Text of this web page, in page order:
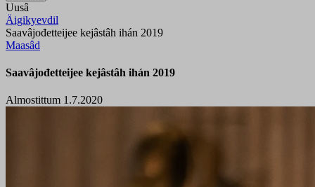
Uusâ
Äigikyevdil
Saavâjođetteijee kejâstâh ihán 2019
Maasâd
Saavâjođetteijee kejâstâh ihán 2019
Almostittum 1.7.2020